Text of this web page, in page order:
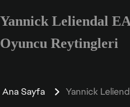
Enter a minimum of
Yannick Leliendal
Oyuncu Reytingleri
Ana Sayfa Yannick